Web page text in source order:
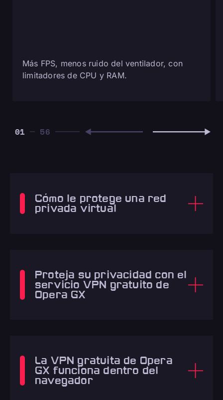
Más FPS, menos ruido del ventilador, con
limitadores de CPU y RAM.
01
Cómo le protege una red
privada virtual
Proteja su privacidad con el
servicio VPN gratuito de
Opera GX
La VPN gratuita de Opera
GX funciona dentro del
navegador